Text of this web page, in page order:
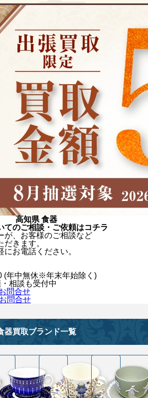
高知県 食器
てのご相談・ご依頼はコチラ
が、お客様のご相談など
きます。
お電話ください。
(年中無休※年末年始除く)
相談も受付中
問合せ
問合せ
器買取ブランド一覧